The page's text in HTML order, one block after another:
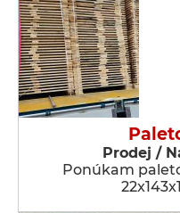
Prodej /
Ponúkam